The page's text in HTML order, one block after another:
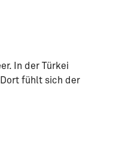
In der Türkei
fühlt sich der